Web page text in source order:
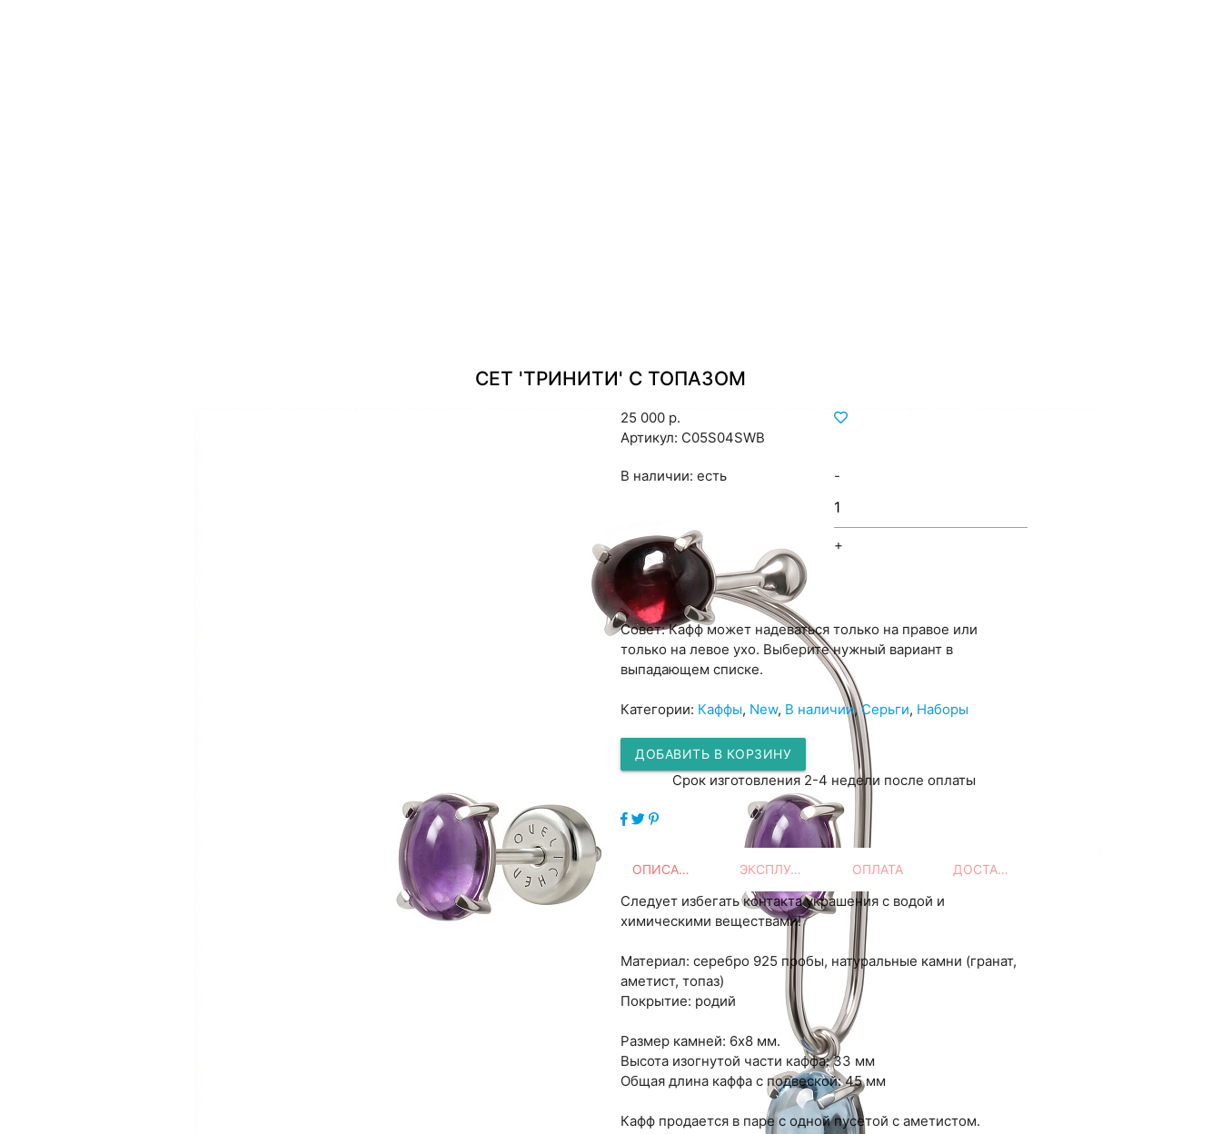
СЕТ 'ТРИНИТИ' С ТОПАЗОМ
25 000 р.
Артикул: С05S04SWB
В наличии:есть -
+
Совет: Кафф может надеваться только на правое или
только на левое ухо. Выберите нужный вариант в
выпадающем списке.
Категории: Каффы, New, В наличии,Серьги, Наборы
ДОБАВИТЬ В КОРЗИНУ
Срок изготовления 2-4 недели после оплаты
ОПИСАНИЕ ЭКСПЛУАТАЦИЯ ОПЛАТА ДОСТАВКА
Следует избегать контакта украшения с водой и
химическими веществами!
Материал: серебро 925 пробы, натуральные камни (гранат,
аметист, топаз)
Покрытие: родий
Размер камней: 6х8 мм.
Высота изогнутой части каффа: 33 мм
Общая длина каффа с подвеской: 45 мм
Кафф продается в паре с одной пусетой с аметистом.